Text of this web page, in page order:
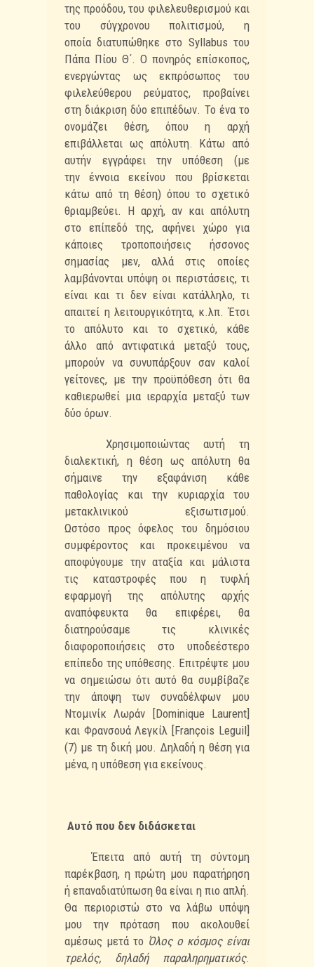
της προόδου, του φιλελευθερισμού και
του σύγχρονου πολιτισμού, η
οποίαδιατυπώθηκε στο Syllabus του
Πάπα Πίου Θ΄. Ο πονηρός επίσκοπος,
ενεργώντας ως εκπρόσωπος του
φιλελεύθερου ρεύματος, προβαίνει
στη διάκριση δύο επιπέδων. Το ένα το
ονομάζει θέση, όπου η αρχή
επιβάλλεται ως απόλυτη. Κάτω από
αυτήν εγγράφει την υπόθεση (με
τηνέννοια εκείνου που βρίσκεται
κάτω από τη θέση) όπου το σχετικό
θριαμβεύει. Η αρχή, αν και απόλυτη
στο επίπεδό της, αφήνει χώρο για
κάποιες τροποποιήσεις ήσσονος
σημασίας μεν, αλλά στις οποίες
λαμβάνονται υπόψη οι περιστάσεις, τι
είναι και τι δεν είναι κατάλληλο, τι
απαιτεί η λειτουργικότητα, κ.λπ. Έτσι
το απόλυτο και το σχετικό, κάθε
άλλο από αντιφατικά μεταξύ τους,
μπορούν να συνυπάρξουν σαν καλοί
γείτονες, με την προϋπόθεση ότι θα
καθιερωθεί μια ιεραρχία μεταξύ των
δύο όρων.
Χρησιμοποιώντας αυτή τη
διαλεκτική, η θέση ως απόλυτη θα
σήμαινε την εξαφάνιση κάθε
παθολογίας και την κυριαρχία του
μετακλινικού εξισωτισμού.
Ωστόσο προς όφελος του δημόσιου
συμφέροντος και προκειμένου να
αποφύγουμε την αταξία και μάλιστα
τις καταστροφές που η τυφλή
εφαρμογή της απόλυτης αρχής
αναπόφευκτα θα επιφέρει, θα
διατηρούσαμε τις κλινικές
διαφοροποιήσεις στο υποδεέστερο
επίπεδο τηςυπόθεσης. Επιτρέψτε μου
να σημειώσω ότι αυτό θα συμβίβαζε
την άποψη τωνσυναδέλφων μου
Ντομινίκ Λωράν [Dominique Laurent]
και Φρανσουά Λεγκίλ [François Leguil]
(7) με τη δική μου. Δηλαδή η θέση για
μένα, η υπόθεση για εκείνους.
Αυτό που δεν διδάσκεται
Έπειτα από αυτή τη σύντομη
παρέκβαση, η πρώτη μου παρατήρηση
ήεπαναδιατύπωση θα είναι η πιο απλή.
Θα περιοριστώ στο να λάβω υπόψη
μου την πρόταση που ακολουθεί
αμέσως μετά το Όλος ο κόσμος είναι
τρελός, δηλαδή παραληρηματικός.